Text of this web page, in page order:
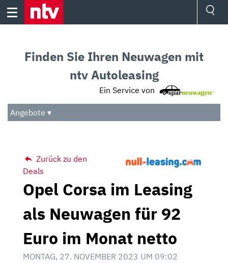
Skip
Audio
Das Beste
Finden Sie Ihren Neuwagen mit
ntv Autoleasing
Ein Service von
Angebote ▾
Zurück zu den
Deals
Opel Corsa im Leasing
als Neuwagen für 92
Euro im Monat netto
MONTAG, 27. NOVEMBER 2023 UM 09:02